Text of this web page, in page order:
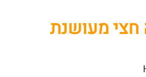
מעושנת